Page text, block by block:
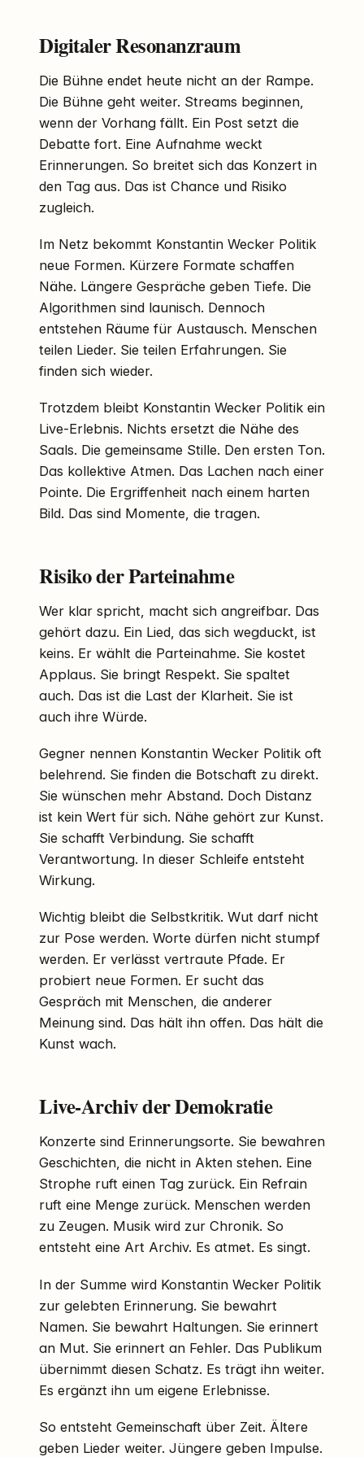
Digitaler Resonanzraum
Die Bühne endet heute nicht an der Rampe.
Die Bühne geht weiter. Streams beginnen,
wenn der Vorhang fällt. Ein Post setzt die
Debatte fort. Eine Aufnahme weckt
Erinnerungen. So breitet sich das Konzert in
den Tag aus. Das ist Chance und Risiko
zugleich.
Im Netz bekommt Konstantin Wecker Politik
neue Formen. Kürzere Formate schaffen
Nähe. Längere Gespräche geben Tiefe. Die
Algorithmen sind launisch. Dennoch
entstehen Räume für Austausch. Menschen
teilen Lieder. Sie teilen Erfahrungen. Sie
finden sich wieder.
Trotzdem bleibt Konstantin Wecker Politik ein
Live-Erlebnis. Nichts ersetzt die Nähe des
Saals. Die gemeinsame Stille. Den ersten Ton.
Das kollektive Atmen. Das Lachen nach einer
Pointe. Die Ergriffenheit nach einem harten
Bild. Das sind Momente, die tragen.
Risiko der Parteinahme
Wer klar spricht, macht sich angreifbar. Das
gehört dazu. Ein Lied, das sich wegduckt, ist
keins. Er wählt die Parteinahme. Sie kostet
Applaus. Sie bringt Respekt. Sie spaltet
auch. Das ist die Last der Klarheit. Sie ist
auch ihre Würde.
Gegner nennen Konstantin Wecker Politik oft
belehrend. Sie finden die Botschaft zu direkt.
Sie wünschen mehr Abstand. Doch Distanz
ist kein Wert für sich. Nähe gehört zur Kunst.
Sie schafft Verbindung. Sie schafft
Verantwortung. In dieser Schleife entsteht
Wirkung.
Wichtig bleibt die Selbstkritik. Wut darf nicht
zur Pose werden. Worte dürfen nicht stumpf
werden. Er verlässt vertraute Pfade. Er
probiert neue Formen. Er sucht das
Gespräch mit Menschen, die anderer
Meinung sind. Das hält ihn offen. Das hält die
Kunst wach.
Live-Archiv der Demokratie
Konzerte sind Erinnerungsorte. Sie bewahren
Geschichten, die nicht in Akten stehen. Eine
Strophe ruft einen Tag zurück. Ein Refrain
ruft eine Menge zurück. Menschen werden
zu Zeugen. Musik wird zur Chronik. So
entsteht eine Art Archiv. Es atmet. Es singt.
In der Summe wird Konstantin Wecker Politik
zur gelebten Erinnerung. Sie bewahrt
Namen. Sie bewahrt Haltungen. Sie erinnert
an Mut. Sie erinnert an Fehler. Das Publikum
übernimmt diesen Schatz. Es trägt ihn weiter.
Es ergänzt ihn um eigene Erlebnisse.
So entsteht Gemeinschaft über Zeit. Ältere
geben Lieder weiter. Jüngere geben Impulse.